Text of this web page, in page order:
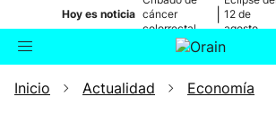
Hoy es noticia cáncer
colorrectal
12 de
agosto
Buscador Actualidad
Inicio Actualidad Economía